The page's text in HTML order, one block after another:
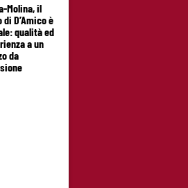
Molina, il
di D’Amico è
qualità ed
a un
da